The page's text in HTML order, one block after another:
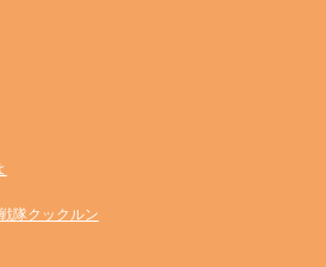
隊クックルン